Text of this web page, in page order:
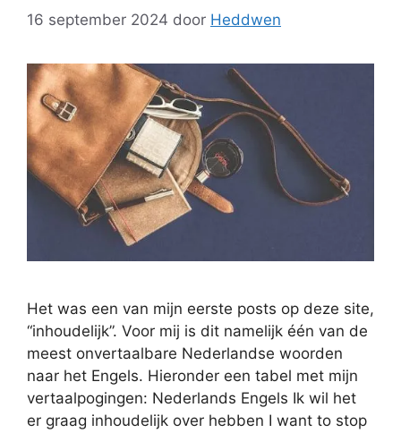
16 september 2024 door Heddwen
Het was een van mijn eerste posts op deze site,
“inhoudelijk”. Voor mij is dit namelijk één van de
meest onvertaalbare Nederlandse woorden
naar het Engels. Hieronder een tabel met mijn
vertaalpogingen: Nederlands Engels Ik wil het
er graag inhoudelijk over hebben I want to stop